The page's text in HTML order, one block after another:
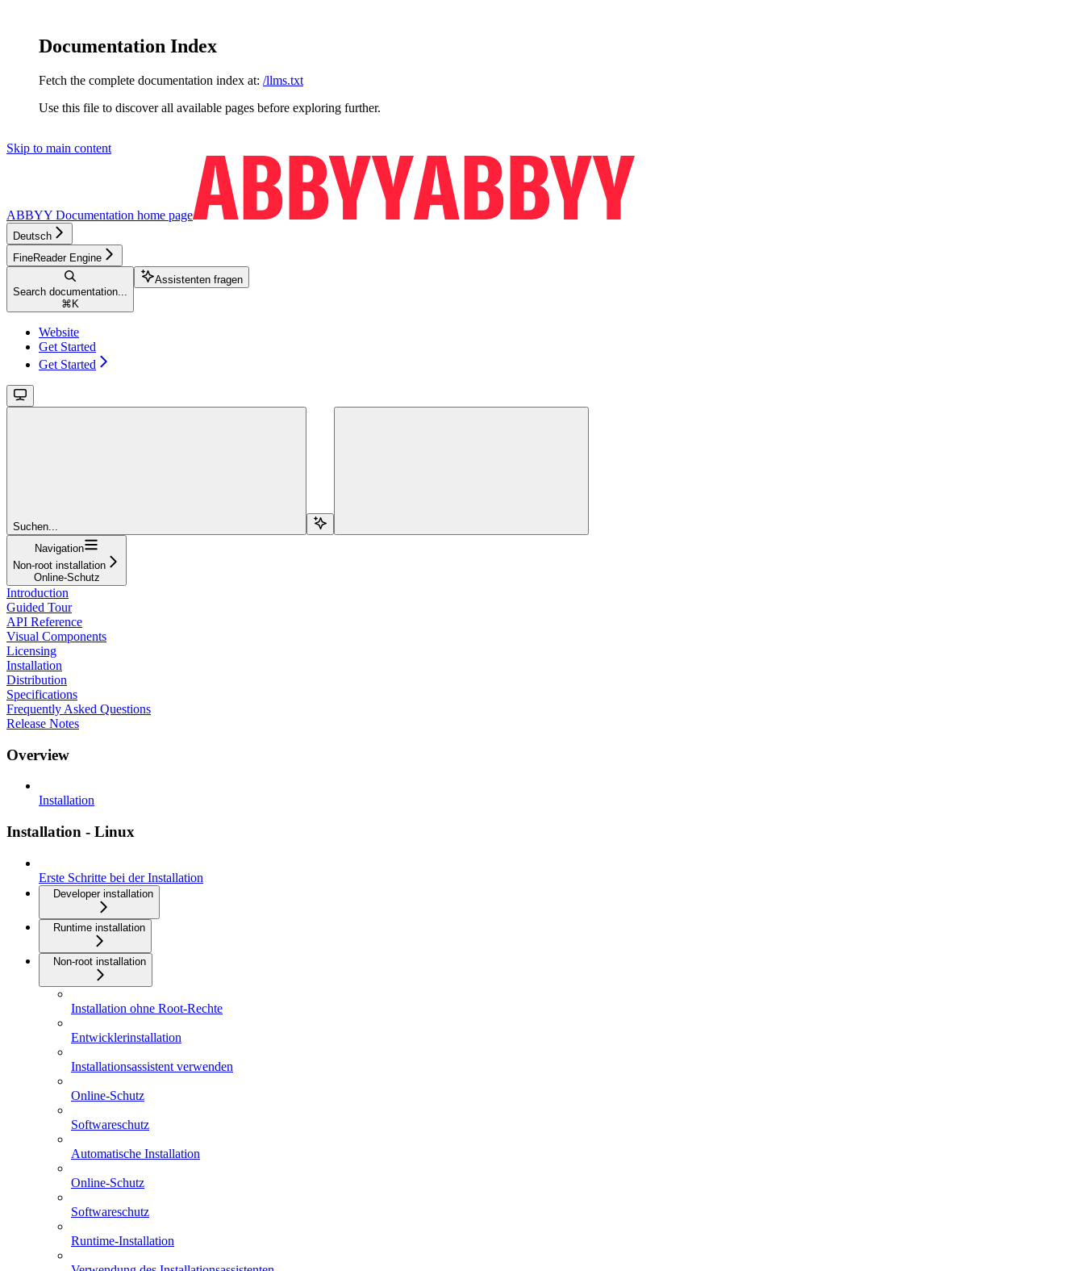
Documentation Index
Fetch the complete documentation index at: /llms.txt
Use this file to discover all available pages before exploring further.
Skip to main content
ABBYY Documentation home page
Deutsch
FineReader Engine
Search documentation...
⌘ K
Assistenten fragen
Website
Get Started
Get Started
Suchen...
Navigation
Non-root installation
Online-Schutz
Introduction
Guided Tour
API Reference
Visual Components
Licensing
Installation
Distribution
Specifications
Frequently Asked Questions
Release Notes
Overview
Installation
Installation - Linux
Erste Schritte bei der Installation
Developer installation
Runtime installation
Non-root installation
Installation ohne Root-Rechte
Entwicklerinstallation
Installationsassistent verwenden
Online-Schutz
Softwareschutz
Automatische Installation
Online-Schutz
Softwareschutz
Runtime-Installation